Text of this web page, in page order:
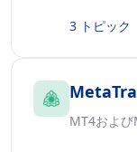
3 トピック
MT4およ